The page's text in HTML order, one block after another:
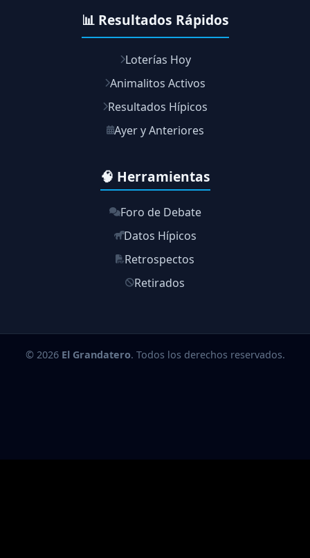
📊 Resultados Rápidos
Loterías Hoy
Animalitos Activos
Resultados Hípicos
Ayer y Anteriores
🧠 Herramientas
Foro de Debate
Datos Hípicos
Retrospectos
Retirados
© 2026 El Grandatero. Todos los derechos reservados.